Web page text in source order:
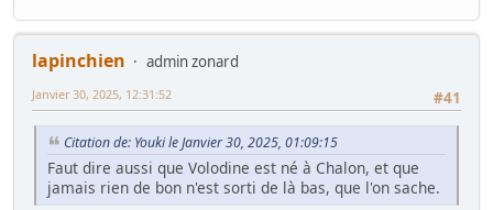
lapinchien
admin zonard
#41
Janvier 30, 2025, 12:31:52
Citation de: Youki le Janvier 30, 2025, 01:09:15
Faut dire aussi que Volodine est né à Chalon, et que
jamais rien de bon n'est sorti de là bas, que l'on sache.